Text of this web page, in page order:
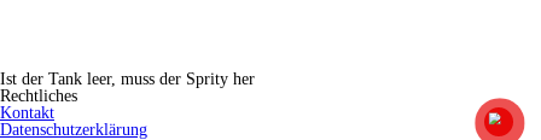
Ist der Tank leer, muss der Sprity her
Rechtliches
Kontakt
Datenschutzerklärung